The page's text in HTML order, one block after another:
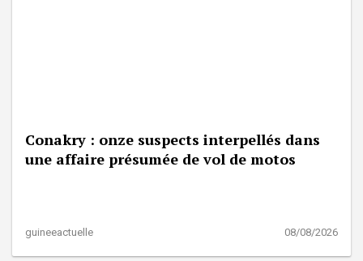
Conakry : onze suspects interpellés dans
une affaire présumée de vol de motos
guineeactuelle 08/08/2026